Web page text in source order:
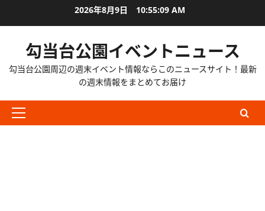
2026年8月9日 10:55:10 AM
勾当台公園イベントニュース
勾当台公園周辺の週末イベント情報ならこのニュースサイト！最新
の週末情報をまとめてお届け
メ